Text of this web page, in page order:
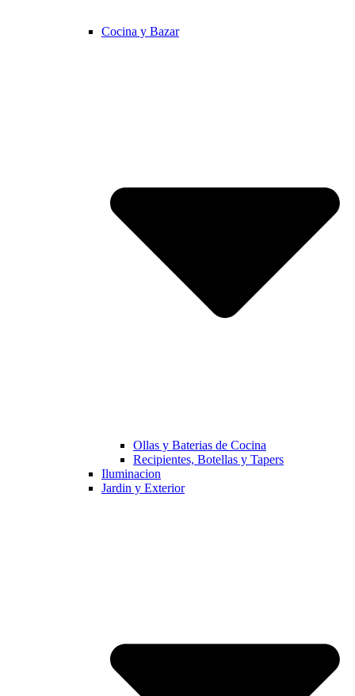
Cocina y Bazar
Ollas y Baterias de Cocina
Recipientes, Botellas y Tapers
Iluminacion
Jardin y Exterior